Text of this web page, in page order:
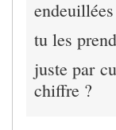
tu les
juste par
chiffre ?